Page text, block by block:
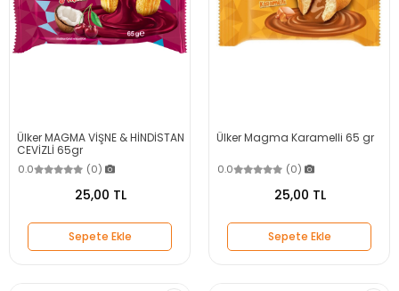
Ülker MAGMA VİŞNE & HİNDİSTAN
CEVİZLİ 65gr
0.0 (0)
25,00 TL
Sepete Ekle
Ülker Magma Karamelli 65 gr
0.0 (0)
25,00 TL
Sepete Ekle